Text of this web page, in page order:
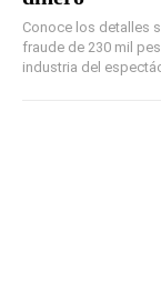
Conoce los detalles
fraude de 230 mil
industria del